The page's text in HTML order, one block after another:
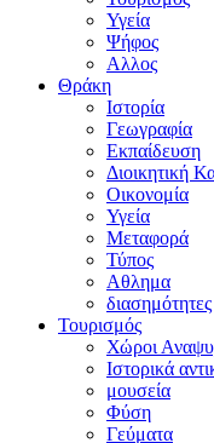
Υγεία
Ψήφος
Αλλος
Θράκη
Ιστορία
Γεωγραφία
Εκπαίδευση
Διοικητική
Οικονομία
Υγεία
Μεταφορά
Τύπος
Αθλημα
διασημότητες
Τουρισμός
Χώροι
Ιστορικά
μουσεία
Φύση
Γεύματα